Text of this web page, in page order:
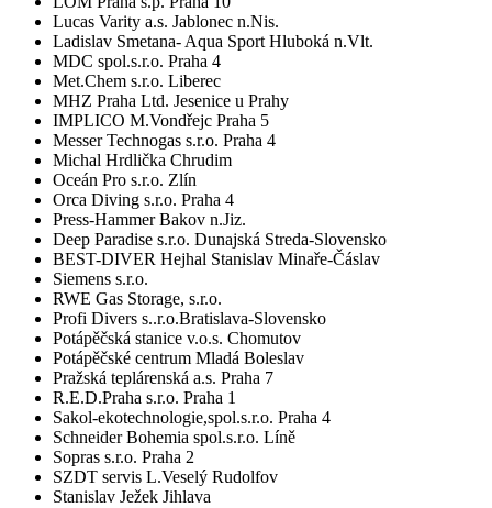
Lucas Varity a.s. Jablonec n.Nis.
Ladislav Smetana- Aqua Sport Hluboká n.Vlt.
MDC spol.s.r.o. Praha 4
Met.Chem s.r.o. Liberec
MHZ Praha Ltd. Jesenice u Prahy
IMPLICO M.Vondřejc Praha 5
Messer Technogas s.r.o. Praha 4
Michal Hrdlička Chrudim
Oceán Pro s.r.o. Zlín
Orca Diving s.r.o. Praha 4
Press-Hammer Bakov n.Jiz.
Deep Paradise s.r.o. Dunajská Streda-Slovensko
BEST-DIVER Hejhal Stanislav Minaře-Čáslav
Siemens s.r.o.
RWE Gas Storage, s.r.o.
Profi Divers s..r.o.Bratislava-Slovensko
Potápěčská stanice v.o.s. Chomutov
Potápěčské centrum Mladá Boleslav
Pražská teplárenská a.s. Praha 7
R.E.D.Praha s.r.o. Praha 1
Sakol-ekotechnologie,spol.s.r.o. Praha 4
Schneider Bohemia spol.s.r.o. Líně
Sopras s.r.o. Praha 2
SZDT servis L.Veselý Rudolfov
Stanislav Ježek Jihlava